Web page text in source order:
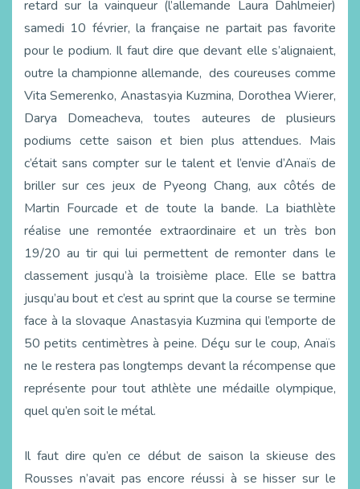
retard sur la vainqueur (l’allemande Laura Dahlmeier)
samedi 10 février, la française ne partait pas favorite
pour le podium. Il faut dire que devant elle s’alignaient,
outre la championne allemande, des coureuses comme
Vita Semerenko, Anastasyia Kuzmina, Dorothea Wierer,
Darya Domeacheva, toutes auteures de plusieurs
podiums cette saison et bien plus attendues. Mais
c’était sans compter sur le talent et l’envie d’Anaïs de
briller sur ces jeux de Pyeong Chang, aux côtés de
Martin Fourcade et de toute la bande. La biathlète
réalise une remontée extraordinaire et un très bon
19/20 au tir qui lui permettent de remonter dans le
classement jusqu’à la troisième place. Elle se battra
jusqu’au bout et c’est au sprint que la course se termine
face à la slovaque Anastasyia Kuzmina qui l’emporte de
50 petits centimètres à peine. Déçu sur le coup, Anaïs
ne le restera pas longtemps devant la récompense que
représente pour tout athlète une médaille olympique,
quel qu’en soit le métal.
Il faut dire qu’en ce début de saison la skieuse des
Rousses n’avait pas encore réussi à se hisser sur le